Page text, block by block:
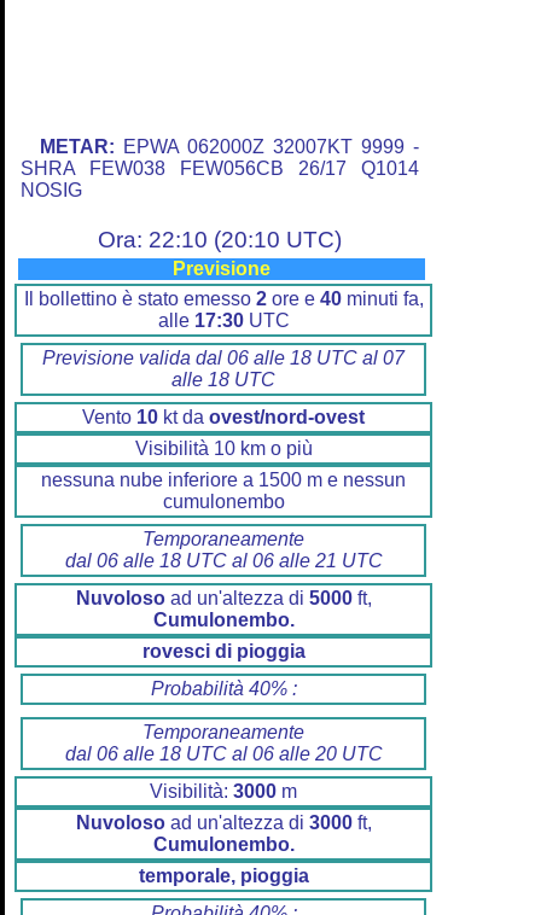
METAR: EPWA 062000Z 32007KT 9999 -
SHRA FEW038 FEW056CB 26/17 Q1014
NOSIG
Ora: 22:10 (20:10 UTC)
Previsione
Il bollettino è stato emesso 2ore e 40minuti fa,
alle 17:30UTC
Previsione valida dal 06 alle 18 UTC al 07
alle 18 UTC
Vento 10 kt da ovest/nord-ovest
Visibilità 10 km o più
nessuna nube inferiore a 1500 m e nessun
cumulonembo
Temporaneamente
dal 06 alle 18 UTC al 06 alle 21 UTC
Nuvolosoad un'altezza di 5000ft,
Cumulonembo.
rovesci di pioggia
Probabilità 40% :
Temporaneamente
dal 06 alle 18 UTC al 06 alle 20 UTC
Visibilità: 3000 m
Nuvolosoad un'altezza di 3000ft,
Cumulonembo.
temporale, pioggia